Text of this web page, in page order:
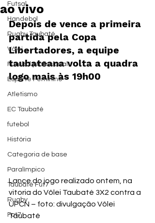
Futsal
Handebol
Rugby Taubaté
Vôlei
Futebol profissional
Esporte Feminino
Atletismo
EC Taubaté
futebol
História
Categoria de base
Paralímpico
Taubaté Fut7
Rugby
Fut7
ao vivo
Depois de vence a primeira
partida pela Copa
Libertadores, a equipe
taubateana volta a quadra
logo mais às 19h00
Lance do jogo realizado ontem, na
vitoria do Vôlei Taubaté 3X2 contra a
UPCN – foto: divulgação Vôlei
Taubaté